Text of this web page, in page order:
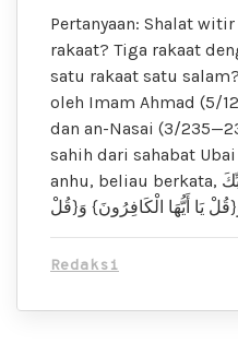
Pertanyaan: Shalat
rakaat? Tiga rakaat
satu rakaat satu
oleh Imam Ahmad (5/
dan an-Nasai (3/
sahih dari sahabat
anhu, beliau berkata, كَانَ يُوتِرُ بِ{سَبِّحِ اسْمَ رَبِّكَ
Redaksi